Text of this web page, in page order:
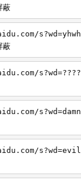
蔽
s?wd=yhwh
蔽
s?wd=????
s?wd=damn
s?wd=evil